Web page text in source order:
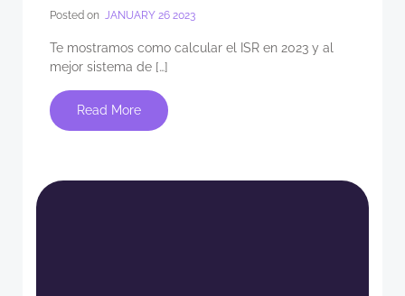
Posted on JANUARY 26 2023
Te mostramos como calcular el ISR en 2023 y al
mejor sistema de […]
Read More